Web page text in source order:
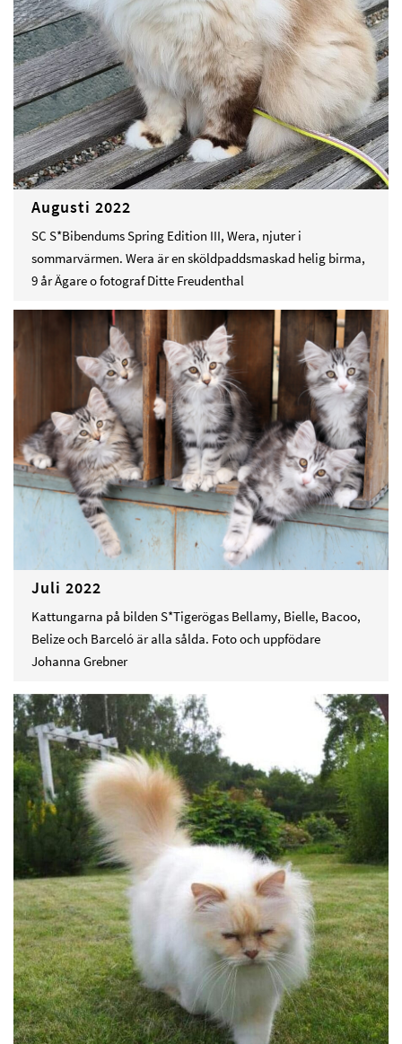
Augusti 2022
SC S*Bibendums Spring Edition III, Wera, njuter i
sommarvärmen. Wera är en sköldpaddsmaskad helig birma,
9 år Ägare o fotograf Ditte Freudenthal
Juli 2022
Kattungarna på bilden S*Tigerögas Bellamy, Bielle, Bacoo,
Belize och Barceló är alla sålda. Foto och uppfödare
Johanna Grebner